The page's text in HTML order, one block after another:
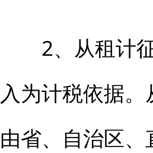
2、从租计征
入为计税依据
由省、自治区